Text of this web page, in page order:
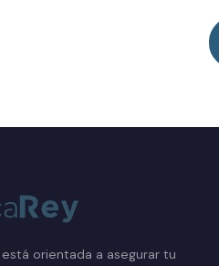
orientada a asegurar tu